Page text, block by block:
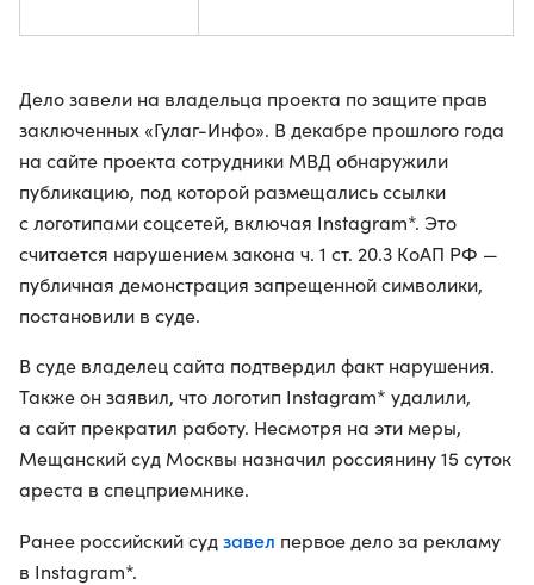
Дело завели на владельца проекта по защите прав
заключенных «Гулаг-Инфо». В декабре прошлого года
на сайте проекта сотрудники МВД обнаружили
публикацию, под которой размещались ссылки
с логотипами соцсетей, включая Instagram*. Это
считается нарушением закона ч. 1 ст. 20.3 КоАП РФ —
публичная демонстрация запрещенной символики,
постановили в суде.
В суде владелец сайта подтвердил факт нарушения.
Также он заявил, что логотип Instagram* удалили,
а сайт прекратил работу. Несмотря на эти меры,
Мещанский суд Москвы назначил россиянину 15 суток
ареста в спецприемнике.
Ранее российский судзавел первое дело за рекламу
в Instagram*.